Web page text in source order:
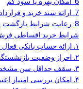
7. ارائه سند خرید و قرارداد رسمی
8. رعایت شرایط بازگشت یا تعویض
شرایط خرید اقساطی فرش
۱. ارائه حساب بانکی فعال با گردش مالی مشخص
۲. احراز وضعیت بازنشستگی رسمی با ارائه حکم یا کارت بازنشستگی
۳. سقف حداقل سن مشخص برای متقاضیان بازنشسته
۴. امکان بررسی امتیاز اعتباری